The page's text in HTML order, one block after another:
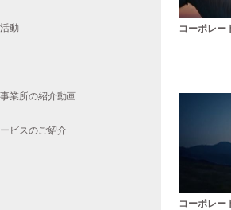
動
業所の紹介動画
ビスのご紹介
コーポレー
コーポレー